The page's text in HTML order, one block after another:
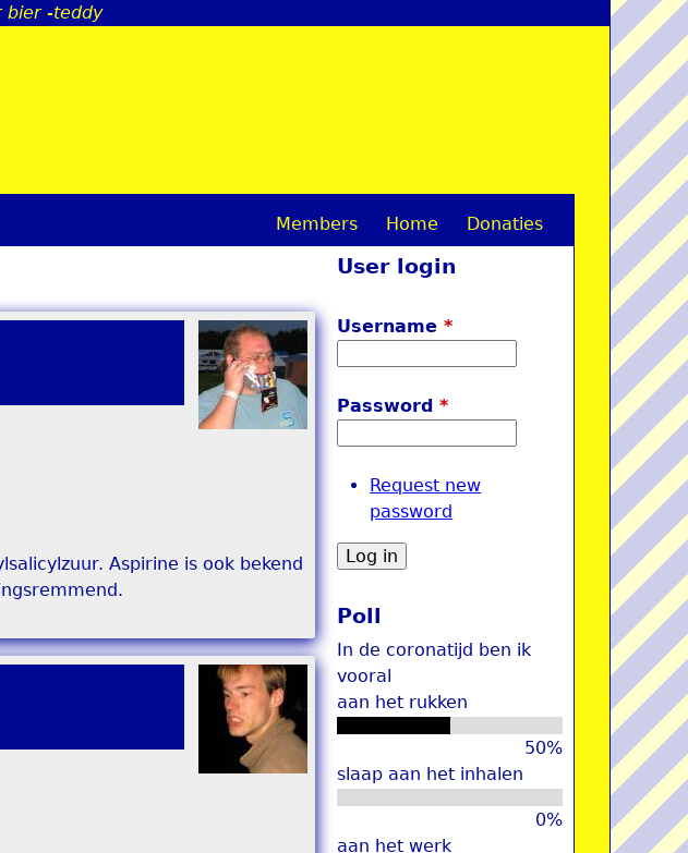
bier -teddy
Aspirine is ook bekend
M
i
n
m
Members Home Donaties
User login
Username*
Password*
Request new
password
Poll
In de coronatijd ben ik
vooral
aan het rukken
50%
slaap aan het inhalen
0%
aan het werk